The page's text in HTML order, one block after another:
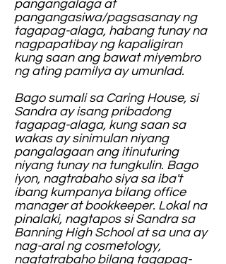
pangangalaga at
pangangasiwa/pagsasanay ng
tagapag-alaga, habang tunay na
nagpapatibay ng kapaligiran
kung saan ang bawat miyembro
ng ating pamilya ay umunlad.
Bago sumali sa Caring House, si
Sandra ay isang pribadong
tagapag-alaga, kung saan sa
wakas ay sinimulan niyang
pangalagaan ang itinuturing
niyang tunay na tungkulin. Bago
iyon, nagtrabaho siya sa iba't
ibang kumpanya bilang office
manager at bookkeeper. Lokal na
pinalaki, nagtapos si Sandra sa
Banning High School at sa una ay
nag-aral ng cosmetology,
nagtatrabaho bilang tagapag-